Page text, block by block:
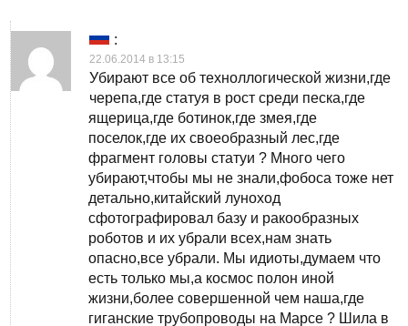
:
22.06.2014 в 13:15
Убирают все об техноллогической жизни,где
черепа,где статуя в рост среди песка,где
ящерица,где ботинок,где змея,где
поселок,где их своеобразный лес,где
фрагмент головы статуи ? Много чего
убирают,чтобы мы не знали,фобоса тоже нет
детально,китайский луноход
сфотографировал базу и ракообразных
роботов и их убрали всех,нам знать
опасно,все убрали. Мы идиоты,думаем что
есть только мы,а космос полон иной
жизни,более совершенной чем наша,где
гиганские трубопроводы на Марсе ? Шила в